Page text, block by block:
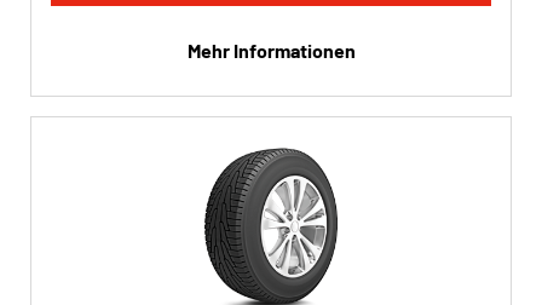
Mehr Informationen